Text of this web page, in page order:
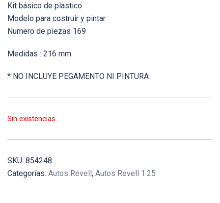
Kit básico de plastico
Modelo para costruir y pintar
Numero de piezas 169
Medidas : 216 mm
* NO INCLUYE PEGAMENTO NI PINTURA
Sin existencias
SKU: 854248
Categorías: Autos Revell, Autos Revell 1:25